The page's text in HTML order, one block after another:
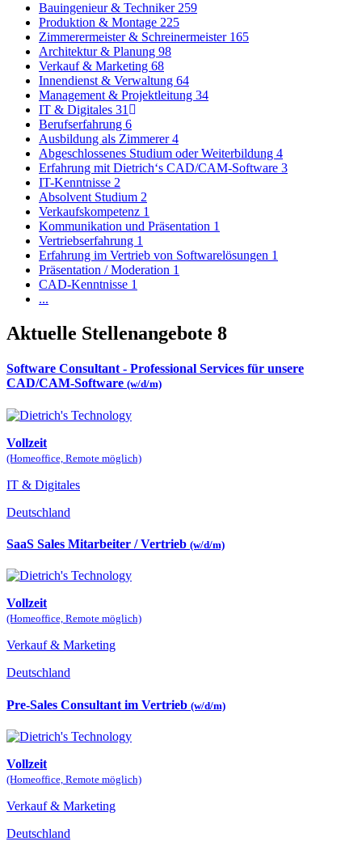
Bauingenieur & Techniker 259
Produktion & Montage 225
Zimmerermeister & Schreinermeister 165
Architektur & Planung 98
Verkauf & Marketing 68
Innendienst & Verwaltung 64
Management & Projektleitung 34
IT & Digitales 31
Berufserfahrung 6
Ausbildung als Zimmerer4
Abgeschlossenes Studium oder Weiterbildung 4
Erfahrung mit Dietrich‘s CAD/CAM-Software 3
IT-Kenntnisse 2
Absolvent Studium 2
Verkaufskompetenz 1
Kommunikation und Präsentation 1
Vertriebserfahrung 1
Erfahrung im Vertrieb von Softwarelösungen 1
Präsentation / Moderation 1
CAD-Kenntnisse 1
...
Aktuelle Stellenangebote 8
Software Consultant - Professional Services für unsere
CAD/CAM-Software (w/d/m)
Vollzeit
(Homeoffice, Remote möglich)
IT & Digitales
Deutschland
SaaS Sales Mitarbeiter / Vertrieb (w/d/m)
Vollzeit
(Homeoffice, Remote möglich)
Verkauf & Marketing
Deutschland
Pre-Sales Consultant im Vertrieb (w/d/m)
Vollzeit
(Homeoffice, Remote möglich)
Verkauf & Marketing
Deutschland